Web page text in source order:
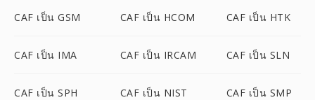
CAF เป็น GSM CAF เป็น HCOM CAF เป็น HTK
CAF เป็น IMA CAF เป็น IRCAM CAF เป็น SLN
CAF เป็น SPH CAF เป็น NIST CAF เป็น SMP